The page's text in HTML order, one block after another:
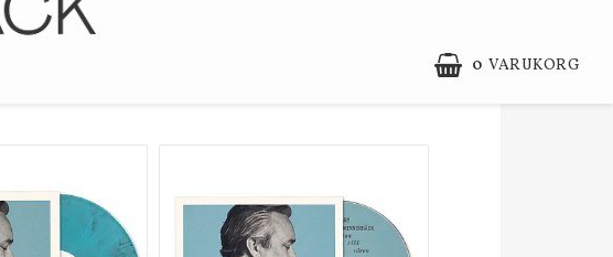
0 VARUKORG
Kontaktformulär
Köpevillkor